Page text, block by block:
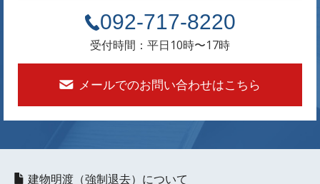
092-717-8220
受付時間：平日10時〜17時
メールでのお問い合わせはこちら
建物明渡（強制退去）について